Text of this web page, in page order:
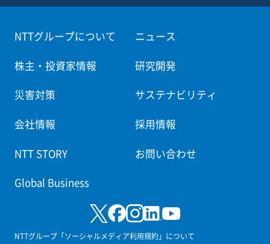
NTTグループについて ニュース
株主・投資家情報 研究開発
災害対策 サステナビリティ
会社情報 採用情報
NTT STORY お問い合わせ
Global Business
NTTグループ「ソーシャルメディア利用規約」について